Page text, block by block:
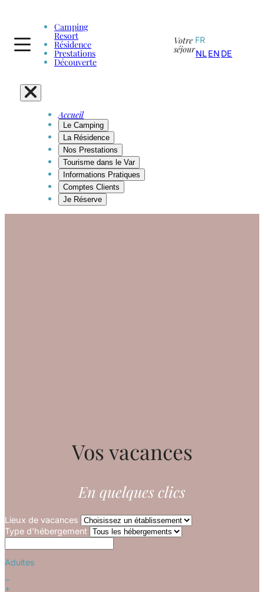
Camping
Resort
Résidence
Prestations
Découverte
Votre
séjour
FR
NL EN DE
Accueil
Le Camping
La Résidence
Nos Prestations
Tourisme dans le Var
Informations Pratiques
Comptes Clients
Je Réserve
Vos vacances
En quelques clics
Lieux de vacances
Type d'hébergement
Adultes
−
+